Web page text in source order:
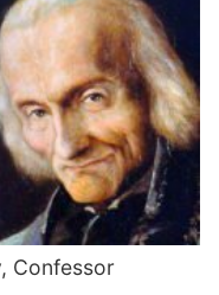
Confessor